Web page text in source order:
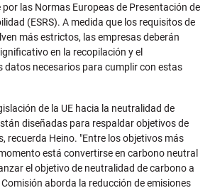
por las Normas Europeas de Presentación de
(ESRS). A medida que los requisitos de
más estrictos, las empresas deberán
en la recopilación y el
datos necesarios para cumplir con estas
de la UE hacia la neutralidad de
diseñadas para respaldar objetivos de
recuerda Heino. "Entre los objetivos más
está convertirse en carbono neutral
el objetivo de neutralidad de carbono a
aborda la reducción de emisiones